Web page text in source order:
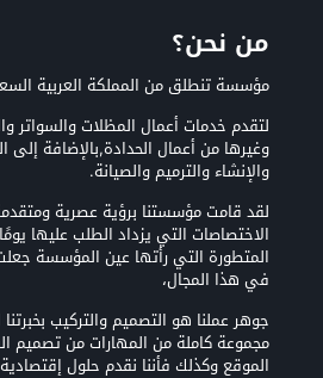
من نحن؟
مؤسسة تنطلق من المملكة العربية
لتقدم خدمات أعمال المظلات والسواتر
وغيرها من أعمال الحدادة,بالإضافة إلى
والإنشاء والترميم والصيانة.
لقد قامت مؤسستنا برؤية عصرية
الاختصاصات التي يزداد الطلب عليها
المتطورة التي رأتها عين المؤسسة
في هذا المجال،
جوهر عملنا هو التصميم والتركيب بخبرتنا
مجموعة كاملة من المهارات من تصميم
الموقع وكذلك فأننا نقدم حلول